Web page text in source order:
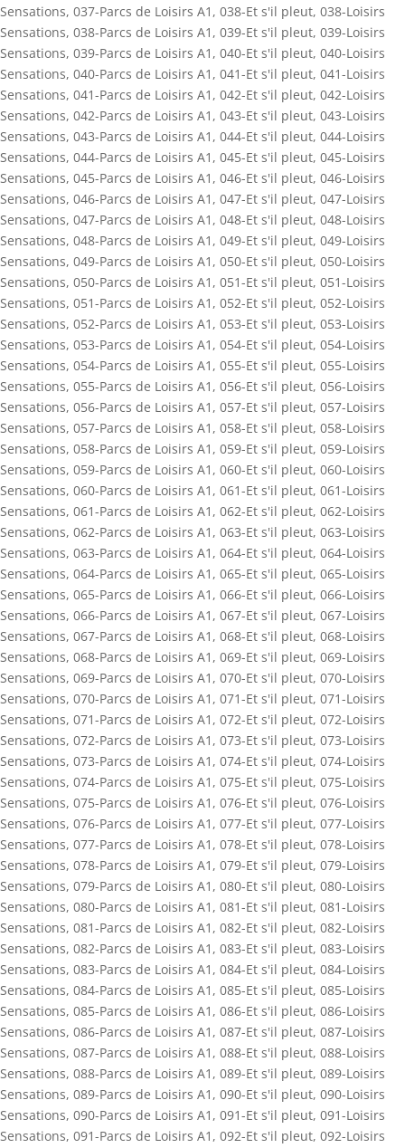
Sensations, 037-Parcs de Loisirs A1 , 038-Et s'il pleut, 038-Loisirs
Sensations, 038-Parcs de Loisirs A1 , 039-Et s'il pleut, 039-Loisirs
Sensations, 039-Parcs de Loisirs A1 , 040-Et s'il pleut, 040-Loisirs
Sensations, 040-Parcs de Loisirs A1 , 041-Et s'il pleut, 041-Loisirs
Sensations, 041-Parcs de Loisirs A1 , 042-Et s'il pleut, 042-Loisirs
Sensations, 042-Parcs de Loisirs A1 , 043-Et s'il pleut, 043-Loisirs
Sensations, 043-Parcs de Loisirs A1 , 044-Et s'il pleut, 044-Loisirs
Sensations, 044-Parcs de Loisirs A1 , 045-Et s'il pleut, 045-Loisirs
Sensations, 045-Parcs de Loisirs A1 , 046-Et s'il pleut, 046-Loisirs
Sensations, 046-Parcs de Loisirs A1 , 047-Et s'il pleut, 047-Loisirs
Sensations, 047-Parcs de Loisirs A1 , 048-Et s'il pleut, 048-Loisirs
Sensations, 048-Parcs de Loisirs A1 , 049-Et s'il pleut, 049-Loisirs
Sensations, 049-Parcs de Loisirs A1 , 050-Et s'il pleut, 050-Loisirs
Sensations, 050-Parcs de Loisirs A1 , 051-Et s'il pleut, 051-Loisirs
Sensations, 051-Parcs de Loisirs A1 , 052-Et s'il pleut, 052-Loisirs
Sensations, 052-Parcs de Loisirs A1 , 053-Et s'il pleut, 053-Loisirs
Sensations, 053-Parcs de Loisirs A1 , 054-Et s'il pleut, 054-Loisirs
Sensations, 054-Parcs de Loisirs A1 , 055-Et s'il pleut, 055-Loisirs
Sensations, 055-Parcs de Loisirs A1 , 056-Et s'il pleut, 056-Loisirs
Sensations, 056-Parcs de Loisirs A1 , 057-Et s'il pleut, 057-Loisirs
Sensations, 057-Parcs de Loisirs A1 , 058-Et s'il pleut, 058-Loisirs
Sensations, 058-Parcs de Loisirs A1 , 059-Et s'il pleut, 059-Loisirs
Sensations, 059-Parcs de Loisirs A1 , 060-Et s'il pleut, 060-Loisirs
Sensations, 060-Parcs de Loisirs A1 , 061-Et s'il pleut, 061-Loisirs
Sensations, 061-Parcs de Loisirs A1 , 062-Et s'il pleut, 062-Loisirs
Sensations, 062-Parcs de Loisirs A1 , 063-Et s'il pleut, 063-Loisirs
Sensations, 063-Parcs de Loisirs A1 , 064-Et s'il pleut, 064-Loisirs
Sensations, 064-Parcs de Loisirs A1 , 065-Et s'il pleut, 065-Loisirs
Sensations, 065-Parcs de Loisirs A1 , 066-Et s'il pleut, 066-Loisirs
Sensations, 066-Parcs de Loisirs A1 , 067-Et s'il pleut, 067-Loisirs
Sensations, 067-Parcs de Loisirs A1 , 068-Et s'il pleut, 068-Loisirs
Sensations, 068-Parcs de Loisirs A1 , 069-Et s'il pleut, 069-Loisirs
Sensations, 069-Parcs de Loisirs A1 , 070-Et s'il pleut, 070-Loisirs
Sensations, 070-Parcs de Loisirs A1 , 071-Et s'il pleut, 071-Loisirs
Sensations, 071-Parcs de Loisirs A1 , 072-Et s'il pleut, 072-Loisirs
Sensations, 072-Parcs de Loisirs A1 , 073-Et s'il pleut, 073-Loisirs
Sensations, 073-Parcs de Loisirs A1 , 074-Et s'il pleut, 074-Loisirs
Sensations, 074-Parcs de Loisirs A1 , 075-Et s'il pleut, 075-Loisirs
Sensations, 075-Parcs de Loisirs A1 , 076-Et s'il pleut, 076-Loisirs
Sensations, 076-Parcs de Loisirs A1 , 077-Et s'il pleut, 077-Loisirs
Sensations, 077-Parcs de Loisirs A1 , 078-Et s'il pleut, 078-Loisirs
Sensations, 078-Parcs de Loisirs A1 , 079-Et s'il pleut, 079-Loisirs
Sensations, 079-Parcs de Loisirs A1 , 080-Et s'il pleut, 080-Loisirs
Sensations, 080-Parcs de Loisirs A1 , 081-Et s'il pleut, 081-Loisirs
Sensations, 081-Parcs de Loisirs A1 , 082-Et s'il pleut, 082-Loisirs
Sensations, 082-Parcs de Loisirs A1 , 083-Et s'il pleut, 083-Loisirs
Sensations, 083-Parcs de Loisirs A1 , 084-Et s'il pleut, 084-Loisirs
Sensations, 084-Parcs de Loisirs A1 , 085-Et s'il pleut, 085-Loisirs
Sensations, 085-Parcs de Loisirs A1 , 086-Et s'il pleut, 086-Loisirs
Sensations, 086-Parcs de Loisirs A1 , 087-Et s'il pleut, 087-Loisirs
Sensations, 087-Parcs de Loisirs A1 , 088-Et s'il pleut, 088-Loisirs
Sensations, 088-Parcs de Loisirs A1 , 089-Et s'il pleut, 089-Loisirs
Sensations, 089-Parcs de Loisirs A1 , 090-Et s'il pleut, 090-Loisirs
Sensations, 090-Parcs de Loisirs A1 , 091-Et s'il pleut, 091-Loisirs
Sensations, 091-Parcs de Loisirs A1 , 092-Et s'il pleut, 092-Loisirs